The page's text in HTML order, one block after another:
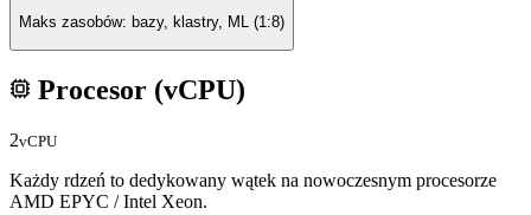
Maks zasobów: bazy, klastry, ML (1:8)
Procesor (vCPU)
2vCPU
Każdy rdzeń to dedykowany wątek na nowoczesnym procesorze
AMD EPYC / Intel Xeon.